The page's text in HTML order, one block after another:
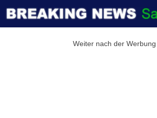
Weiter nach der Werbung